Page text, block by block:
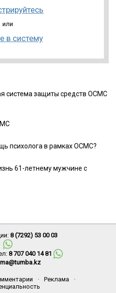
или
в систему
система защиты средств ОСМС
психолога в рамках ОСМС?
61-летнему мужчине с
8 (7292) 53 00 03
8 707 040 14 81
· Реклама
·